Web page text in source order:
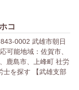
コ
0002 武雄市朝日
能地域：佐賀市、
鹿島市、上峰町 社労
を探す 【武雄支部